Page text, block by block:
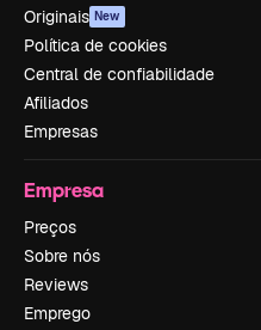
Originais New
Política de cookies
Central de confiabilidade
Afiliados
Empresas
Empresa
Preços
Sobre nós
Reviews
Emprego